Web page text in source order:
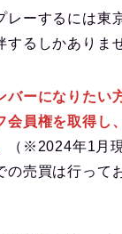
レーするには東
するしかありま
バーになりたい
会員権を取得し
（※2024年1月
の売買は行って